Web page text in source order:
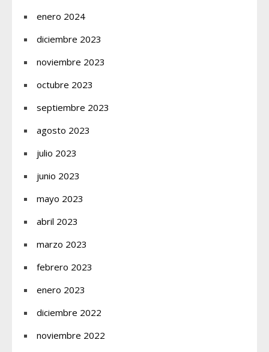
enero 2024
diciembre 2023
noviembre 2023
octubre 2023
septiembre 2023
agosto 2023
julio 2023
junio 2023
mayo 2023
abril 2023
marzo 2023
febrero 2023
enero 2023
diciembre 2022
noviembre 2022